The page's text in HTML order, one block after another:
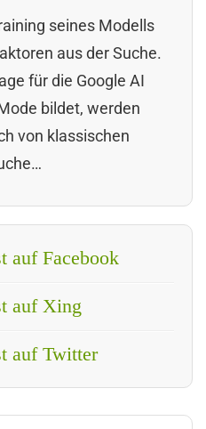
seines Modells
aus der Suche.
für die Google AI
bildet, werden
von klassischen
auf Facebook
auf Xing
auf Twitter